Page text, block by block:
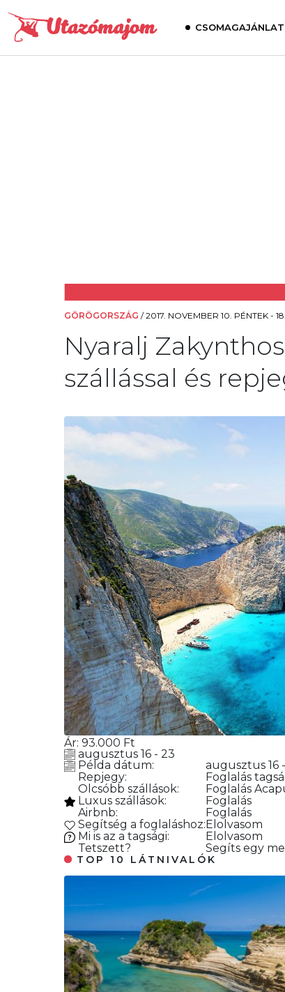
CSOMAGAJÁNLAT
GÖRÖGORSZÁG /2017. NOVEMBER 10. PÉNTEK -
Nyaralj
szállással és
Ár: 93.000 Ft
augusztus 16 - 23
Példa dátum:
augusztus 16
Repjegy:
Foglalás
Olcsóbb szállások:
Foglalás
Luxus szállások:
Foglalás
Airbnb:
Foglalás
Segítség a foglaláshoz: Elolvasom
Mi is az a tagsági:
Elolvasom
Tetszett?
Segíts egy
TOP 10 LÁTNIVALÓK